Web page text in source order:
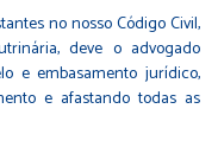
no nosso Código Civil,
deve o advogado
e embasamento jurídico,
e afastando todas as